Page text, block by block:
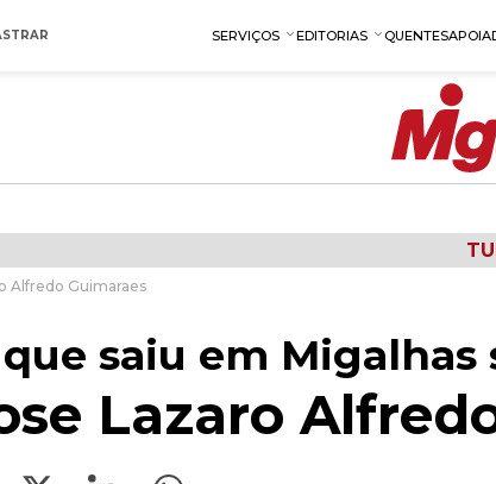
SERVIÇOS EDITORIAS QUENTES
Alfredo Guimaraes
saiu em Migalhas
Lazaro